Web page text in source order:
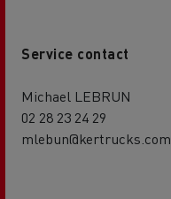
Service contact
Michael LEBRUN
02 28 23 24 29
mlebun@kertrucks.com